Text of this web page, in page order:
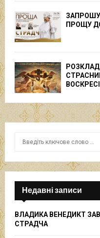
ПРОЩУ
r
f
r
Недавні записи
ВЛАДИКА ВЕНЕДИКТ
СТРАДЧА